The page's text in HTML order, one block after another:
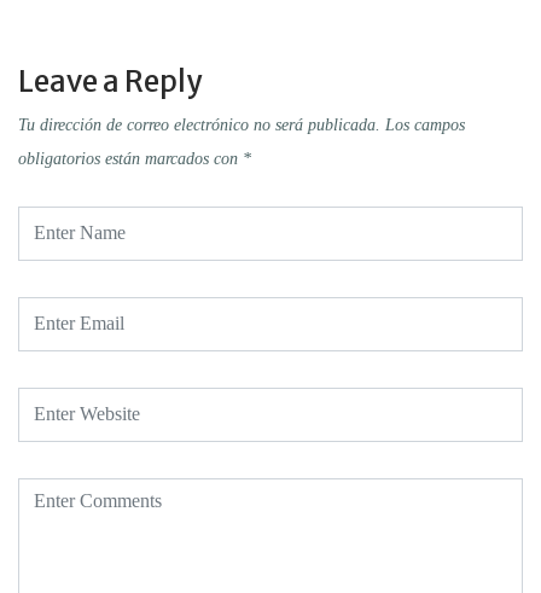
Leave a Reply
Tu dirección de correo electrónico no será publicada. Los campos
obligatorios están marcados con *